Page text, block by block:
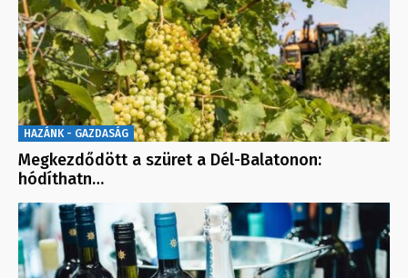
HAZÁNK - GAZDASÁG
Megkezdődött a szüret a Dél-Balatonon:
hódíthatn…